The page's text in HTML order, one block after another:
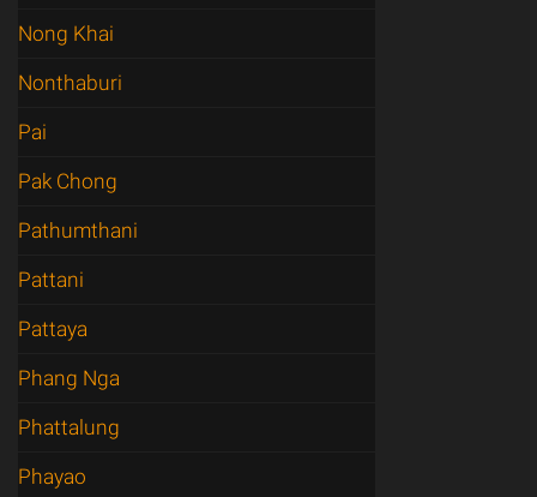
Nong Khai
Nonthaburi
Pai
Pak Chong
Pathumthani
Pattani
Pattaya
Phang Nga
Phattalung
Phayao